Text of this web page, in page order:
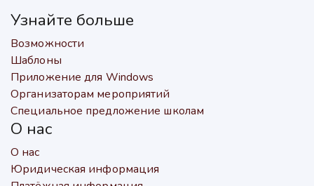
Узнайте больше
Возможности
Шаблоны
Приложение для Windows
Организаторам мероприятий
Специальное предложение школам
О нас
О нас
Юридическая информация